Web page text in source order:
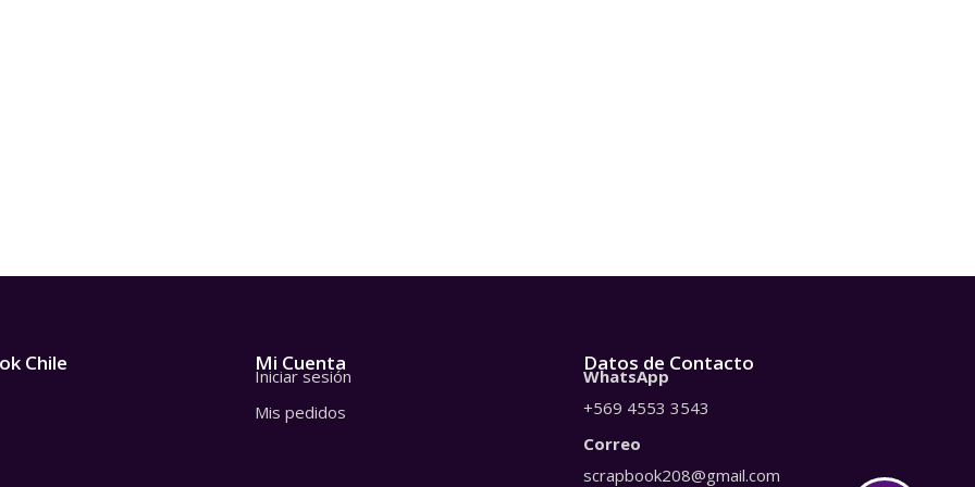
Chile Mi Cuenta
Iniciar sesión
Mis pedidos
Datos de Contacto
WhatsApp
+569 4553 3543
Correo
scrapbook208@gmail.com